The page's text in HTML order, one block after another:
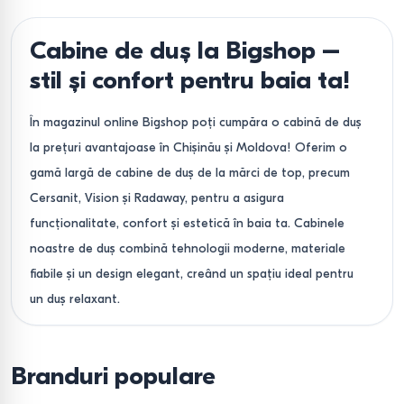
Cabine de duș la Bigshop –
stil și confort pentru baia ta!
În magazinul online Bigshop poți cumpăra o cabină de duș
la prețuri avantajoase în Chișinău și Moldova! Oferim o
gamă largă de cabine de duș de la mărci de top, precum
Cersanit, Vision și Radaway, pentru a asigura
funcționalitate, confort și estetică în baia ta. Cabinele
noastre de duș combină tehnologii moderne, materiale
fiabile și un design elegant, creând un spațiu ideal pentru
un duș relaxant.
Prețuri avantajoase și promoții
Branduri populare